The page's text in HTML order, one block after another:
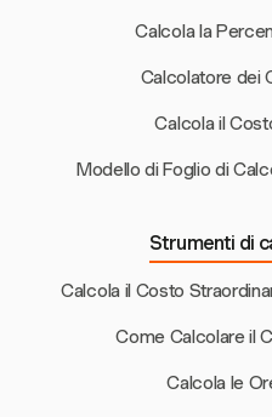
Calcola la
Calcolatore dei
Calcola il
Modello di Foglio di
Strumenti di
Calcola il Costo
Come Calcolare il
Calcola le